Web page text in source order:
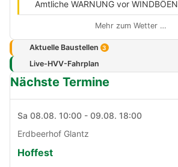
Amtliche WARNUNG vor WINDBÖEN
Mehr zum Wetter …
Aktuelle Baustellen 3
Live-HVV-Fahrplan
Nächste Termine
Sa 08.08. 10:00 - 09.08. 18:00
Erdbeerhof Glantz
Hoffest